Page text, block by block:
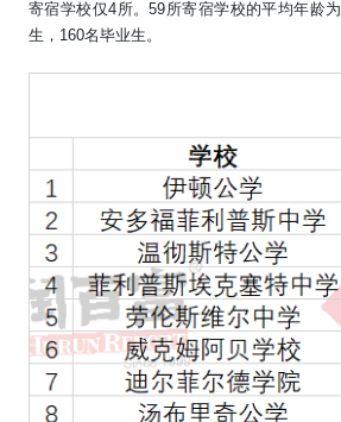
寄宿学校仅4所。59所寄宿学校的平均年龄为
生， 160名毕业生。